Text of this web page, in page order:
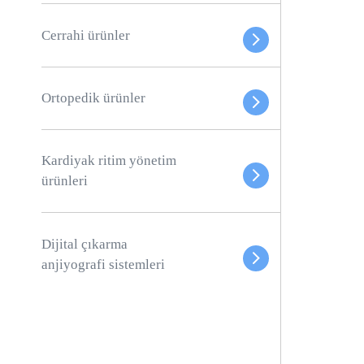
Cerrahi ürünler
Ortopedik ürünler
Kardiyak ritim yönetim
ürünleri
Dijital çıkarma
anjiyografi sistemleri